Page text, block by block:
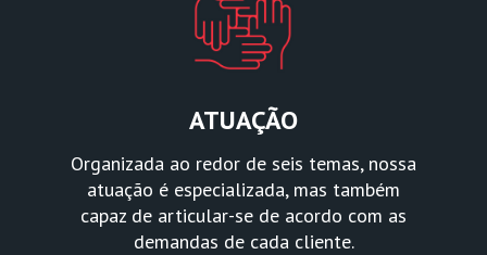
ATUAÇÃO
Organizada ao redor de seis temas, nossa
atuação é especializada, mas também
capaz de articular-se de acordo com as
demandas de cada cliente.